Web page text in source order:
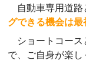
自動車専用道
グできる機会は最
ショートコース
で、ご自身が楽し